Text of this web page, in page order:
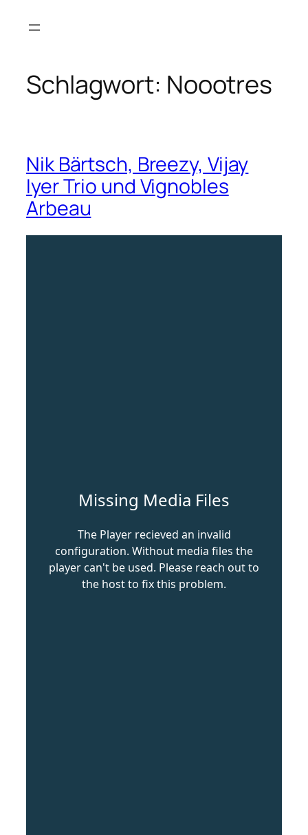
Inhalt
Schlagwort: Noootres
Nik Bärtsch, Breezy, Vijay
Iyer Trio und Vignobles
Arbeau